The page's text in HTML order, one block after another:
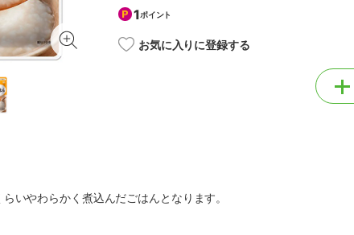
1ポイント
お気に入りに登録する
いやわらかく煮込んだごはんとなります。